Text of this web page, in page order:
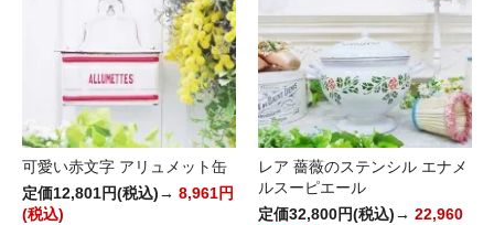
可愛い赤文字 アリュメット缶
定価12,801円(税込)→ 8,961円
(税込)
レア 薔薇のステンシル エナメ
ルスーピエール
定価32,800円(税込)→ 22,960